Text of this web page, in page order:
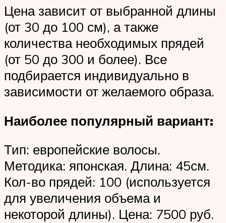
Цена зависит от выбранной длины
(от 30 до 100 см), а также
количества необходимых прядей
(от 50 до 300 и более). Все
подбирается индивидуально в
зависимости от желаемого образа.
Наиболее популярный вариант:
Тип: европейские волосы.
Методика: японская. Длина: 45см.
Кол-во прядей: 100 (используется
для увеличения объема и
некоторой длины). Цена: 7500 руб.